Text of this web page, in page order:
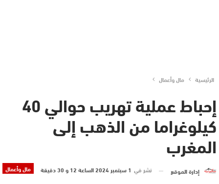
الرئيسية مال وأعمال
إحباط عملية تهريب حوالي 40
كيلوغراما من الذهب إلى
المغرب
مال وأعمال إدارة الموقع نشر في 1 سبتمبر 2024 الساعة 12 و 30 دقيقة